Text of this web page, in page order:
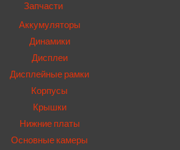
Запчасти
Аккумуляторы
Динамики
Дисплеи
Дисплейные рамки
Корпусы
Крышки
Нижние платы
Основные камеры